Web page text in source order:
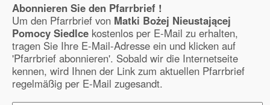
Abonnieren Sie den Pfarrbrief !
Um den Pfarrbrief von Matki Bożej Nieustającej
Pomocy Siedlce kostenlos per E-Mail zu erhalten,
tragen Sie Ihre E-Mail-Adresse ein und klicken auf
'Pfarrbrief abonnieren'. Sobald wir die Internetseite
kennen, wird Ihnen der Link zum aktuellen Pfarrbrief
regelmäßig per E-Mail zugesandt.